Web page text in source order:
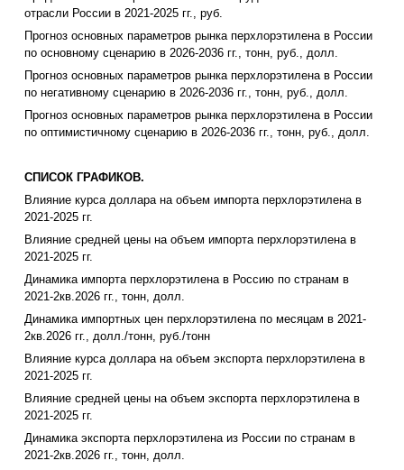
отрасли России в 2021-2025 гг., руб.
Прогноз основных параметров рынка перхлорэтилена в России
по основному сценарию в 2026-2036 гг., тонн, руб., долл.
Прогноз основных параметров рынка перхлорэтилена в России
по негативному сценарию в 2026-2036 гг., тонн, руб., долл.
Прогноз основных параметров рынка перхлорэтилена в России
по оптимистичному сценарию в 2026-2036 гг., тонн, руб., долл.
СПИСОК ГРАФИКОВ.
Влияние курса доллара на объем импорта перхлорэтилена в
2021-2025 гг.
Влияние средней цены на объем импорта перхлорэтилена в
2021-2025 гг.
Динамика импорта перхлорэтилена в Россию по странам в
2021-2кв.2026 гг., тонн, долл.
Динамика импортных цен перхлорэтилена по месяцам в 2021-
2кв.2026 гг., долл./тонн, руб./тонн
Влияние курса доллара на объем экспорта перхлорэтилена в
2021-2025 гг.
Влияние средней цены на объем экспорта перхлорэтилена в
2021-2025 гг.
Динамика экспорта перхлорэтилена из России по странам в
2021-2кв.2026 гг., тонн, долл.